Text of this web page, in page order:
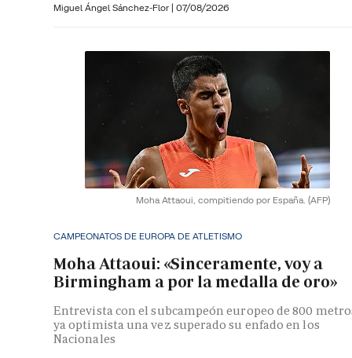
Miguel Ángel Sánchez-Flor | 07/08/2026
Moha Attaoui, compitiendo por España. (AFP)
CAMPEONATOS DE EUROPA DE ATLETISMO
Moha Attaoui: «Sinceramente, voy a
Birmingham a por la medalla de oro»
Entrevista con el subcampeón europeo de 800
ya optimista una vez superado su enfado en los
Nacionales